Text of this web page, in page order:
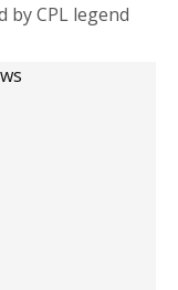
by CPL legend